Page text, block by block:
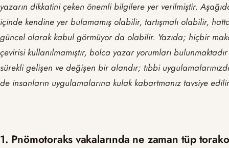
yazarın dikkatini çeken önemli bilgilere yer verilmiştir.
içinde kendine yer bulamamış olabilir, tartışmalı olabilir,
güncel olarak kabul görmüyor da olabilir. Yazıda; hiçbir
çevirisi kullanılmamıştır, bolca yazar yorumları
sürekli gelişen ve değişen bir alandır; tıbbi
de insanların uygulamalarına kulak kabartmanız tavsiye
1. Pnömotoraks vakalarında ne zaman tüp